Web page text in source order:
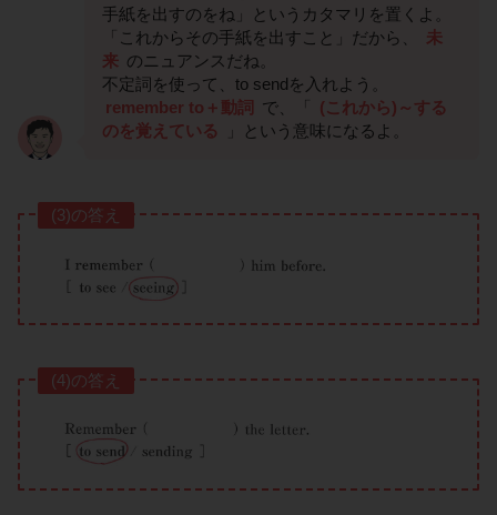
手紙を出すのをね」というカタマリを置くよ。
「これからその手紙を出すこと」だから、
未
来 のニュアンスだね。
不定詞を使って、to sendを入れよう。
remember to＋動詞 で、「
(これから)～する
のを覚えている
」という意味になるよ。
(3)の答え
(4)の答え